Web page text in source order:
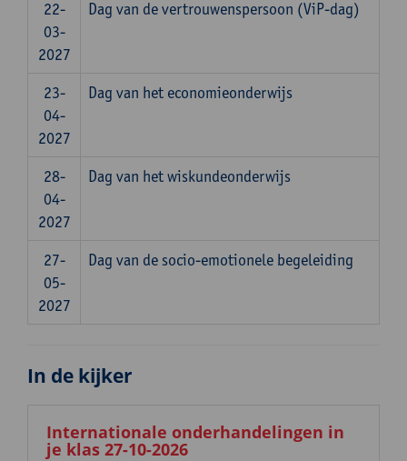
22-
03-
2027
Dag van de vertrouwenspersoon (ViP-dag)
23-
04-
2027
Dag van het economieonderwijs
28-
04-
2027
Dag van het wiskundeonderwijs
27-
05-
2027
Dag van de socio-emotionele begeleiding
In de kijker
Internationale onderhandelingen in
je klas 27-10-2026